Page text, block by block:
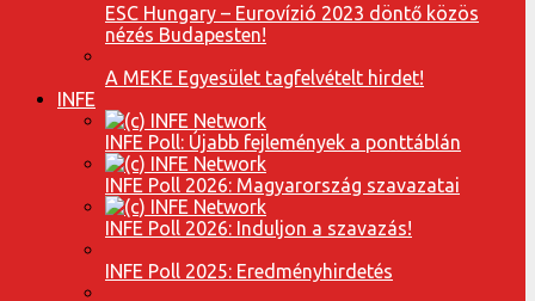
ESC Hungary – Eurovízió 2023 döntő közös
nézés Budapesten!
A MEKE Egyesület tagfelvételt hirdet!
INFE
INFE Poll: Újabb fejlemények a ponttáblán
INFE Poll 2026: Magyarország szavazatai
INFE Poll 2026: Induljon a szavazás!
INFE Poll 2025: Eredményhirdetés